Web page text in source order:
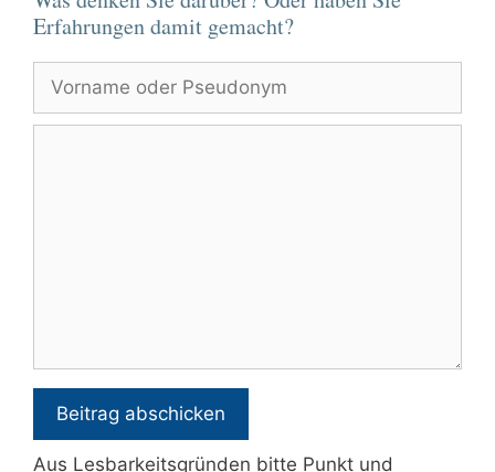
Erfahrungen damit gemacht?
oder
Pseudonym
Aus Lesbarkeitsgründen bitte Punkt und